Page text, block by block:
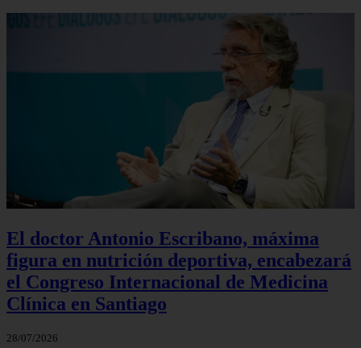
El doctor Antonio Escribano, máxima
figura en nutrición deportiva, encabezará
el Congreso Internacional de Medicina
Clínica en Santiago
28/07/2026